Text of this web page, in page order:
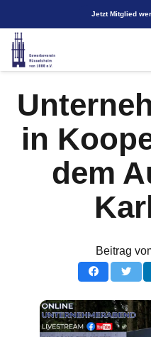
Jetzt Mitglied
in
dem
Beitrag